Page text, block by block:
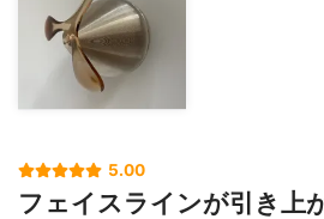
5.00
フェイスラインが引き上